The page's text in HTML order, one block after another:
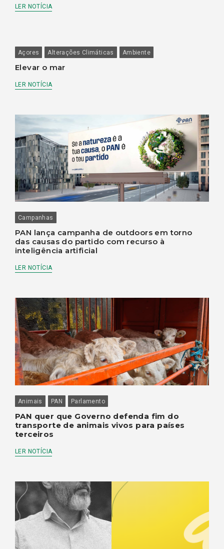
LER NOTÍCIA
Açores Alterações Climáticas Ambiente
Elevar o mar
LER NOTÍCIA
Campanhas
PAN lança campanha de outdoors em torno
das causas do partido com recurso à
inteligência artificial
LER NOTÍCIA
Animais PAN Parlamento
PAN quer que Governo defenda fim do
transporte de animais vivos para países
terceiros
LER NOTÍCIA